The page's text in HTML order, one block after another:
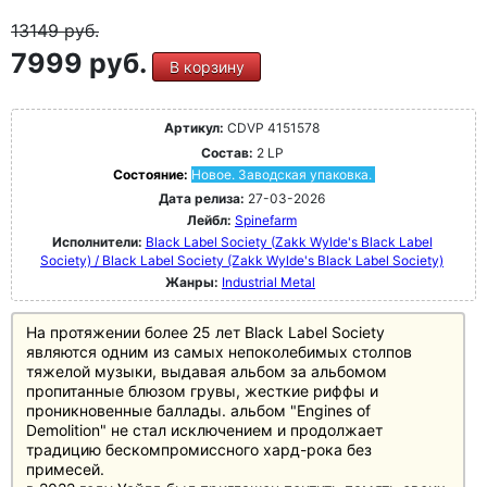
13149руб.
7999 руб. В корзину
Артикул: CDVP 4151578
Состав: 2 LP
Состояние: Новое. Заводская упаковка.
Дата релиза: 27-03-2026
Лейбл: Spinefarm
Исполнители: Black Label Society (Zakk Wylde's Black Label
Society) / Black Label Society (Zakk Wylde's Black Label Society)
Жанры: Industrial Metal
На протяжении более 25 лет Black Label Society
являются одним из самых непоколебимых столпов
тяжелой музыки, выдавая альбом за альбомом
пропитанные блюзом грувы, жесткие риффы и
проникновенные баллады. альбом "Engines of
Demolition" не стал исключением и продолжает
традицию бескомпромиссного хард-рока без
примесей.